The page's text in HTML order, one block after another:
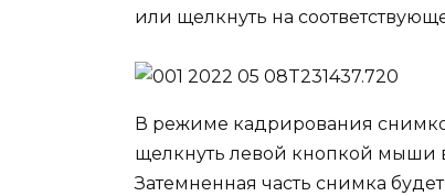
или щелкнуть на
В режиме кадрирования
щелкнуть левой кнопкой мыши
Затемненная часть снимка